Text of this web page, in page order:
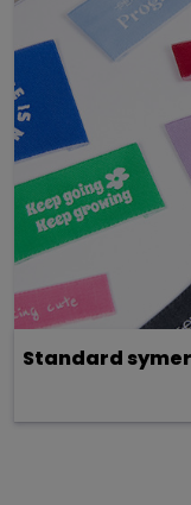
Standard